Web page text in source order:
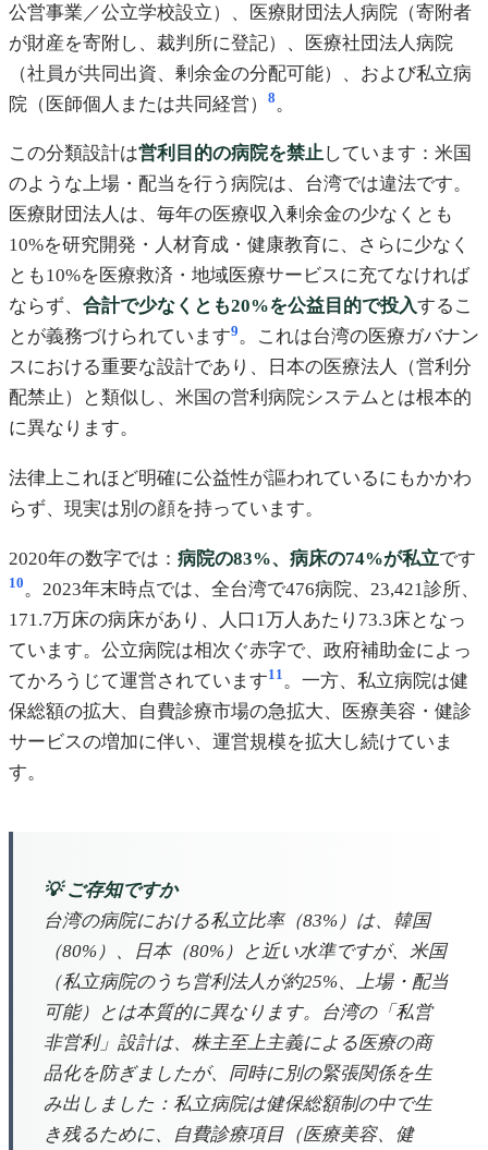
公営事業／公立学校設立）、医療財団法人病院（寄附者
が財産を寄附し、裁判所に登記）、医療社団法人病院
（社員が共同出資、剰余金の分配可能）、および私立病
院（医師個人または共同経営）
8 。
この分類設計は営利目的の病院を禁止しています：米国
のような上場・配当を行う病院は、台湾では違法です。
医療財団法人は、毎年の医療収入剰余金の少なくとも
10%を研究開発・人材育成・健康教育に、さらに少なく
とも10%を医療救済・地域医療サービスに充てなければ
ならず、 合計で少なくとも20%を公益目的で投入するこ
とが義務づけられています9。これは台湾の医療ガバナン
スにおける重要な設計であり、日本の医療法人（営利分
配禁止）と類似し、米国の営利病院システムとは根本的
に異なります。
法律上これほど明確に公益性が謳われているにもかかわ
らず、現実は別の顔を持っています。
2020年の数字では： 病院の83%、病床の74%が私立です
10 。2023年末時点では、全台湾で476病院、23,421診所、
171.7万床の病床があり、人口1万人あたり73.3床となっ
ています。公立病院は相次ぐ赤字で、政府補助金によっ
てかろうじて運営されています11 。一方、私立病院は健
保総額の拡大、自費診療市場の急拡大、医療美容・健診
サービスの増加に伴い、運営規模を拡大し続けていま
す。
💡 ご存知ですか
台湾の病院における私立比率（83%）は、韓国
（80%）、日本（80%）と近い水準ですが、米国
（私立病院のうち営利法人が約25%、上場・配当
可能）とは本質的に異なります。台湾の「私営
非営利」設計は、株主至上主義による医療の商
品化を防ぎましたが、同時に別の緊張関係を生
み出しました：私立病院は健保総額制の中で生
き残るために、自費診療項目（医療美容、健